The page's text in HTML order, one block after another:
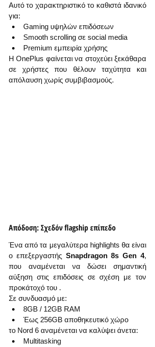
Αυτό το χαρακτηριστικό το καθιστά ιδανικό
για:
Gaming υψηλών επιδόσεων
Smooth scrolling σε social media
Premium εμπειρία χρήσης
Η OnePlus φαίνεται να στοχεύει ξεκάθαρα
σε χρήστες που θέλουν ταχύτητα και
απόλαυση χωρίς συμβιβασμούς.
Απόδοση: Σχεδόν flagship επίπεδο
Ένα από τα μεγαλύτερα highlights θα είναι
ο επεξεργαστής Snapdragon 8s Gen 4,
που αναμένεται να δώσει σημαντική
αύξηση στις επιδόσεις σε σχέση με τον
προκάτοχό του .
Σε συνδυασμό με:
8GB / 12GB RAM
Έως 256GB αποθηκευτικό χώρο
το Nord 6 αναμένεται να καλύψει άνετα:
Multitasking